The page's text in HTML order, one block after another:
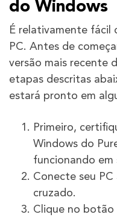
do Windows
É relativamente fácil
PC. Antes de
versão mais recente
etapas descritas
estará pronto em
Primeiro,
Windows do
funcionando em
Conecte seu PC
cruzado.
Clique no botão